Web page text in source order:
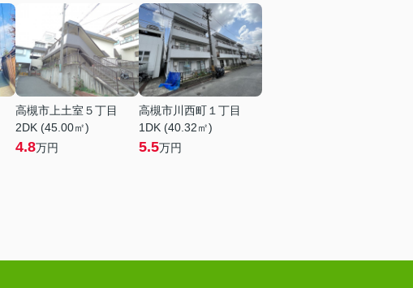
高槻市上土室５丁目
2DK (45.00㎡)
4.8万円
高槻市川西町１丁目
1DK (40.32㎡)
5.5万円